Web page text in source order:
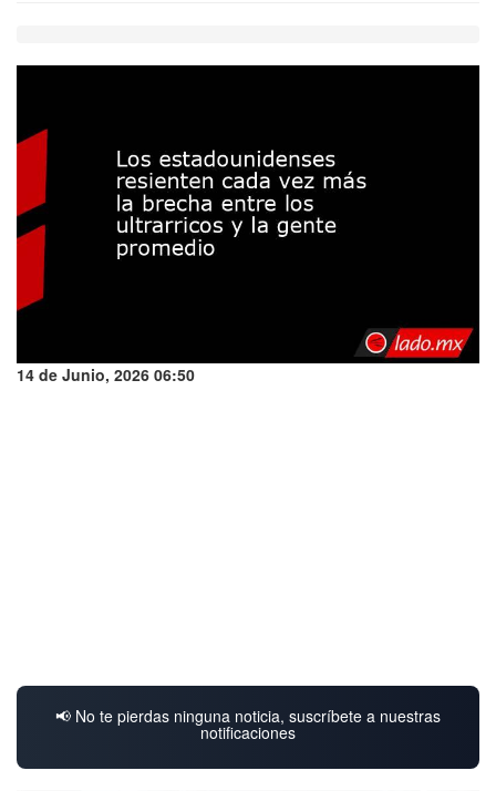
14 de Junio, 2026 06:50
📢 No te pierdas ninguna noticia, suscríbete a nuestras
notificaciones